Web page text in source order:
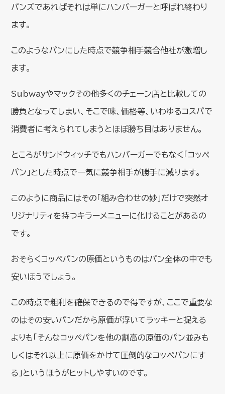
バンズであればそれは単にハンバーガーと呼ばれ終わり
ます。
このようなパンにした時点で競争相手競合他社が激増し
ます。
Subwayやマックその他多くのチェーン店と比較しての
勝負となってしまい、そこで味、価格等、いわゆるコスパで
消費者に考えられてしまうとほぼ勝ち目はありません。
ところがサンドウィッチでもハンバーガーでもなく「コッペ
パン」とした時点で一気に競争相手が勝手に減ります。
このように商品にはその「組み合わせの妙」だけで突然オ
リジナリティを持つキラーメニューに化けることがあるの
です。
おそらくコッペパンの原価というものはパン全体の中でも
安いほうでしょう。
この時点で粗利を確保できるので得ですが、ここで重要な
のはその安いパンだから原価が浮いてラッキーと捉える
よりも「そんなコッペパンを他の割高の原価のパン並みも
しくはそれ以上に原価をかけて圧倒的なコッペパンにす
る」というほうがヒットしやすいのです。